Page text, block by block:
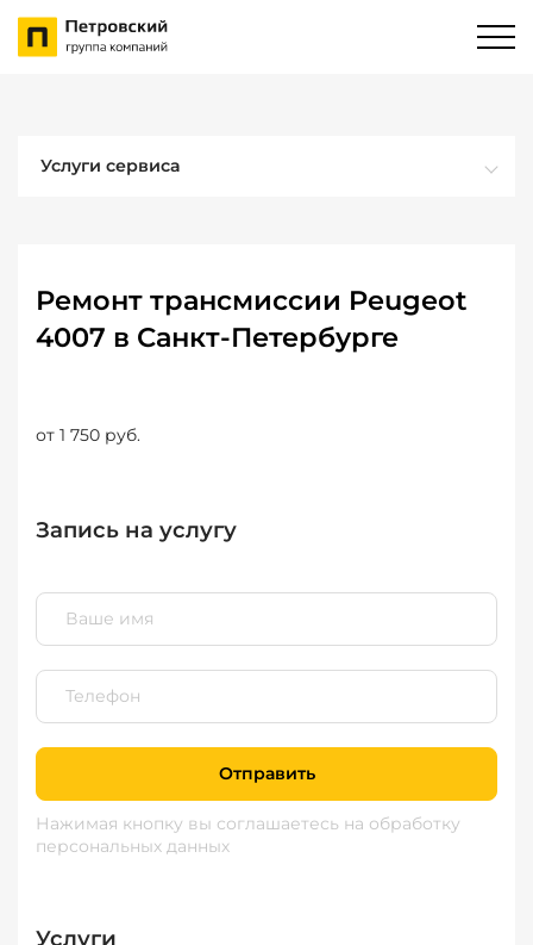
Услуги сервиса
Ремонт трансмиссии Peugeot
4007 в Санкт-Петербурге
от 1 750 руб.
Запись на услугу
Отправить
Нажимая кнопку вы соглашаетесь на обработку
персональных данных
Услуги